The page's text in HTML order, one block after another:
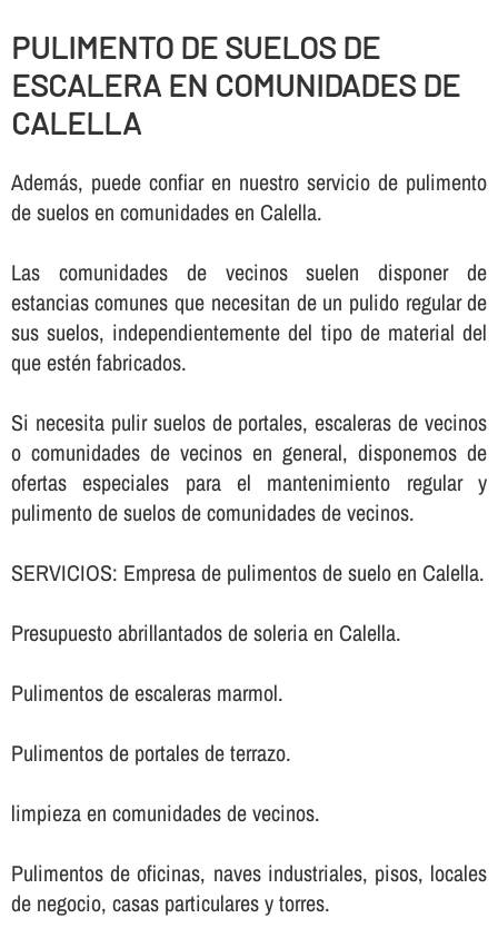
PULIMENTO DE SUELOS DE
ESCALERA EN COMUNIDADES DE
CALELLA
Además, puede confiar en nuestro servicio de pulimento
de suelos en comunidades en Calella.
Las comunidades de vecinos suelen disponer de
estancias comunes que necesitan de un pulido regular de
sus suelos, independientemente del tipo de material del
que estén fabricados.
Si necesita pulir suelos de portales, escaleras de vecinos
o comunidades de vecinos en general, disponemos de
ofertas especiales para el mantenimiento regular y
pulimento de suelos de comunidades de vecinos.
SERVICIOS: Empresa de pulimentos de suelo en Calella.
Presupuesto abrillantados de soleria en Calella.
Pulimentos de escaleras marmol.
Pulimentos de portales de terrazo.
limpieza en comunidades de vecinos.
Pulimentos de oficinas, naves industriales, pisos, locales
de negocio, casas particulares y torres.